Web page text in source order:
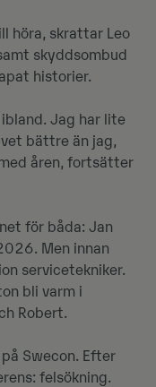
höra, skrattar Leo
skyddsombud
historier.
Jag har lite
bättre än jag,
åren, fortsätter
för båda: Jan
Men innan
servicetekniker.
bli varm i
Robert.
Swecon. Efter
felsökning.